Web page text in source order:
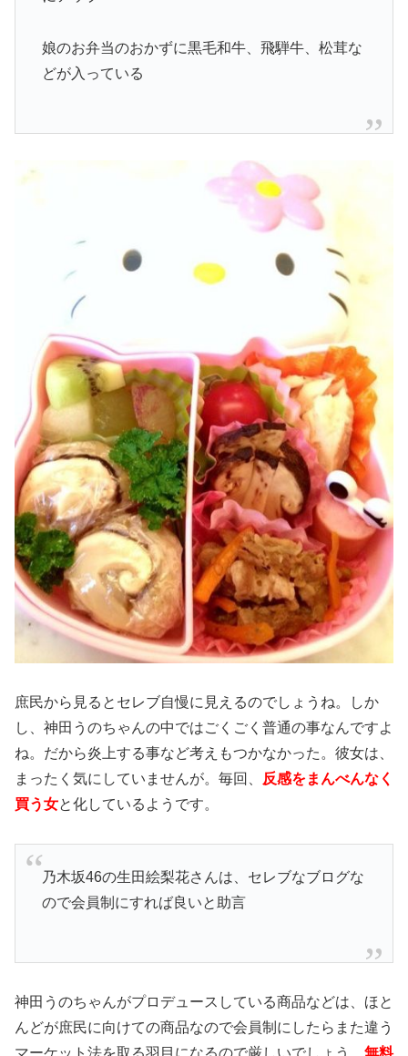
娘のお弁当のおかずに黒毛和牛、飛騨牛、松茸な
どが入っている
庶民から見るとセレブ自慢に見えるのでしょうね。しか
し、神田うのちゃんの中ではごくごく普通の事なんですよ
ね。だから炎上する事など考えもつかなかった。彼女は、
まったく気にしていませんが。毎回、
反感をまんべんなく
買う女と化しているようです。
乃木坂46の生田絵梨花さんは、セレブなブログな
ので会員制にすれば良いと助言
神田うのちゃんがプロデュースしている商品などは、ほと
んどが庶民に向けての商品なので会員制にしたらまた違う
マーケット法を取る羽目になるので厳しいでしょう。 無料